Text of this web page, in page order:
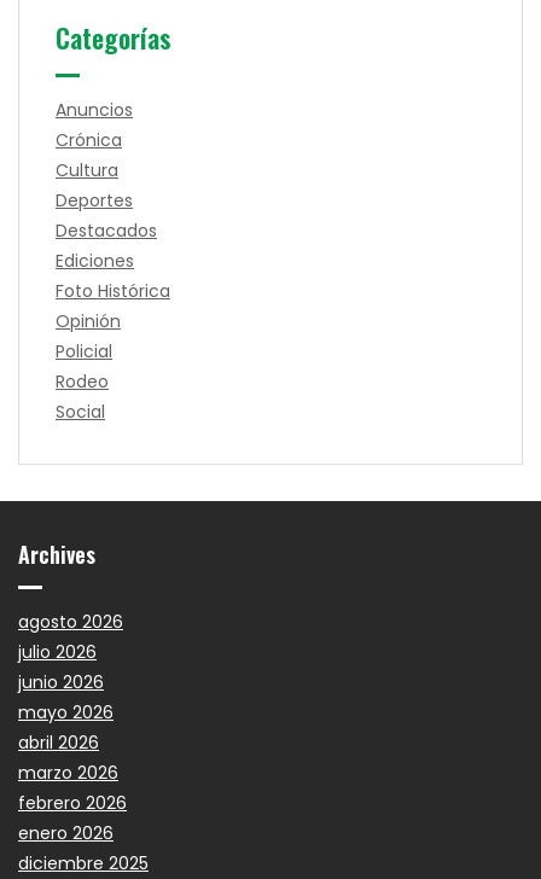
Categorías
Anuncios
Crónica
Cultura
Deportes
Destacados
Ediciones
Foto Histórica
Opinión
Policial
Rodeo
Social
Archives
agosto 2026
julio 2026
junio 2026
mayo 2026
abril 2026
marzo 2026
febrero 2026
enero 2026
diciembre 2025